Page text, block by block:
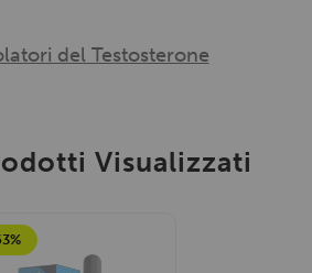
del Testosterone
Visualizzati